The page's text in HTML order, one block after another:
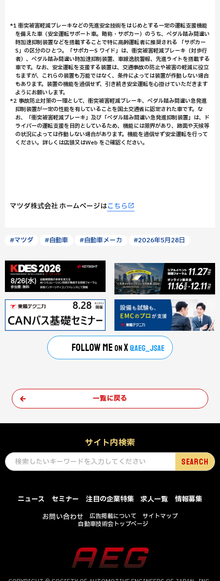
*1 衝突被害軽減ブレーキなどの先進安全技術をはじめとする一定の運転支援機能
を備えた車（安全運転サポート車。略称・サポカー）のうち、ペダル踏み間違い
時加速抑制装置などを搭載することで特に高齢運転者に推奨される 「サポカー
S」の区分のひとつ。「サポカーS ワイド」は、衝突被害軽減ブレーキ（対歩行
者）、ペダル踏み間違い時加速抑制装置、車線逸脱警報、先進ライトを搭載する
車です。なお、安全運転を支援する装置は、交通事故の防止や被害の軽減に役立
ちますが、これらの装置も万能ではなく、条件によっては装置が作動しない場合
もあります。装置の機能を過信せず、引き続き安全運転を心掛けていただきます
ようにお願いします。
*2 事故防止対策の一環として、衝突被害軽減ブレーキ、ペダル踏み間違い急発進
抑制装置が一定の性能を有していることを国土交通省に認定された車です。な
お、「衝突被害軽減ブレーキ」及び「ペダル踏み間違い急発進抑制装置」は、ド
ライバーの運転支援を目的としているため、機能には限界があり、路面や天候等
の状況によっては作動しない場合があります。機能を過信せず安全運転を行って
ください。詳しくは店頭又はWeb をご確認ください。
マツダ株式会社 ホームページはこちら
#マツダ #自動車 #自動車メーカ #2026年5月28日
一覧に戻る
サイト内検索
ニュース セミナー 注目の企業特集 求人一覧
情報募集
お問い合わせ
広告掲載について
サイトマップ
自動車技術会トップページ